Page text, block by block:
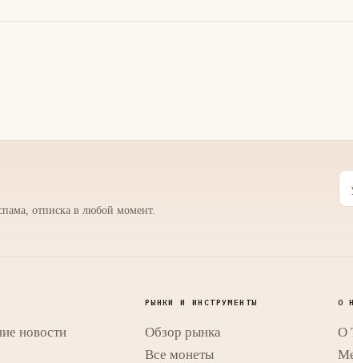
отписка в любой момент.
новости
РЫНКИ И ИНСТРУМЕНТЫ
Обзор рынка
Все монеты
О
О